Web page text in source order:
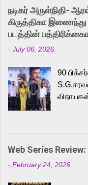
into the
strong
Adding
to the
Raavan,
loved
him a
நடிகர் அருள்நிதி-
கிருத்திகா
படத்தின்
- July 06, 2026
90
Web Series
- February 24, 2026